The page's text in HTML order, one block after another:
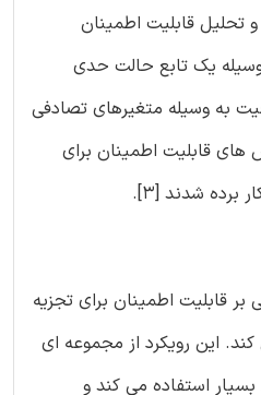
قابلیت اطمینان
یک تابع حالت حدی
به وسیله متغیرهای تصادفی
قابلیت اطمینان برای
شدند [3].
بر قابلیت اطمینان برای تجزیه
این رویکرد از مجموعه ای
بسیار استفاده می کند و